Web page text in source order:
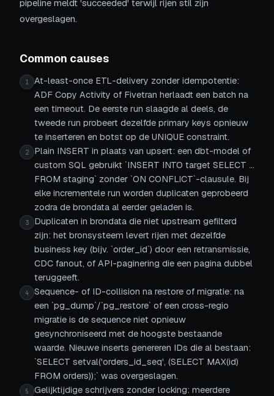
pipeline meldt 'succeeded' terwijl rijen stil zijn
overgeslagen.
Common causes
1
At-least-once ETL-delivery zonder idempotentie:
ADF Copy Activity of Fivetran herlaadt een batch na
een timeout. De eerste run slaagde al deels, de
tweede run probeert dezelfde primary keys opnieuw
te inserteren en botst op de UNIQUE constraint.
2
Plain INSERT in plaats van upsert: een dbt-model of
custom SQL gebruikt `INSERT INTO target SELECT ...
FROM staging` zonder `ON CONFLICT`-clausule. Bij
elke incrementele run worden duplicaten geprobeerd
zodra de brondata al eerder geladen is.
3
Duplicaten in brondata die niet upstream gefilterd
zijn: het bronsysteem levert rijen met dezelfde
business key (bijv. `order_id`) door een retransmissie,
CDC fanout, of API-paginering die een pagina dubbel
teruggeeft.
4
Sequence- of ID-collision na restore of migratie: na
een `pg_dump`/`pg_restore` of een cross-regio
migratie is de sequence niet opnieuw
gesynchroniseerd met de hoogste bestaande
waarde. Nieuwe inserts genereren IDs die al bestaan:
`SELECT setval('orders_id_seq', (SELECT MAX(id)
FROM orders));` was overgeslagen.
5
Gelijktijdige schrijvers zonder locking: meerdere